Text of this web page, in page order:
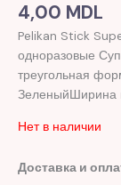
4,00 MDL
Pelikan Stick
одноразовые
треугольная
Нет в наличии
Доставка и